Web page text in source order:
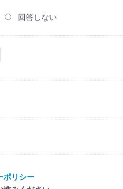
回答しない
ポリシー